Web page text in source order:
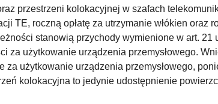
przestrzeni kolokacyjnej w szafach
TE, roczną opłatę za utrzymanie włókien oraz
stanowią przychody wymienione w art. 21
za użytkowanie urządzenia przemysłowego.
za użytkowanie urządzenia przemysłowego,
kolokacyjna to jedynie udostępnienie